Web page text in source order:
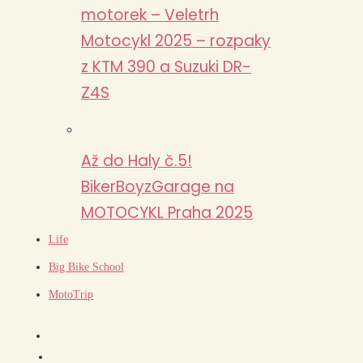
motorek – Veletrh
Motocykl 2025 – rozpaky
z KTM 390 a Suzuki DR-
Z4S
Až do Haly č.5!
BikerBoyzGarage na
MOTOCYKL Praha 2025
Life
Big Bike School
MotoTrip